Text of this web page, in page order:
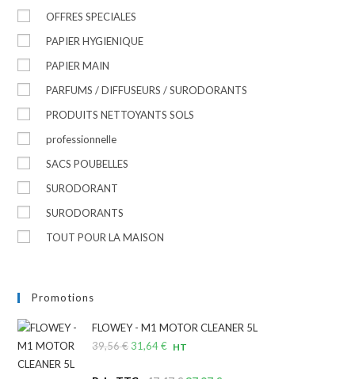
OFFRES SPECIALES
PAPIER HYGIENIQUE
PAPIER MAIN
PARFUMS / DIFFUSEURS / SURODORANTS
PRODUITS NETTOYANTS SOLS
professionnelle
SACS POUBELLES
SURODORANT
SURODORANTS
TOUT POUR LA MAISON
Promotions
FLOWEY - M1 MOTOR CLEANER 5L
39,56€ Le
31,64€LeHT